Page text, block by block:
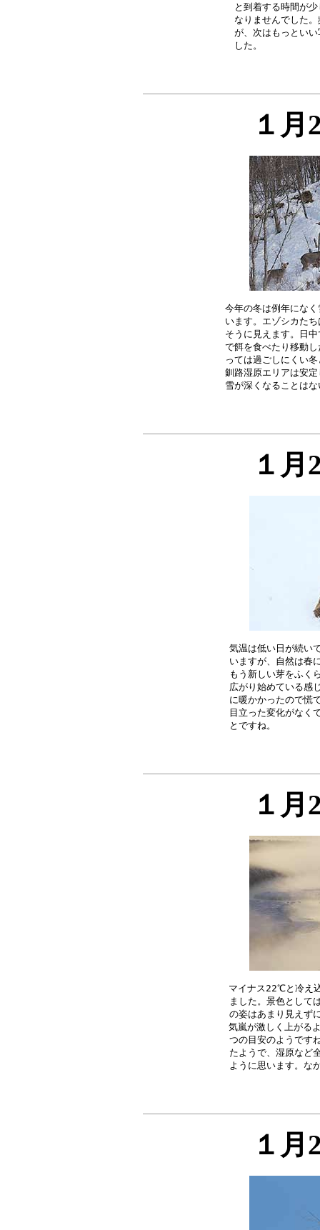
と到着する時間が
なりませんでした
が、次はもっとい
１月
今年の冬は例年にな
います。エゾシカた
そうに見えます。日
で餌を食べたり移動
っては過ごしにくい
釧路湿原エリアは安
１月
気温は低い日が続い
いますが、自然は春
もう新しい芽をふく
広がり始めている感
に暖かかったので慌
目立った変化がなく
１月
マイナス22℃と冷え
ました。景色として
の姿はあまり見えず
気嵐が激しく上がる
つの目安のようです
たようで、湿原など
１月